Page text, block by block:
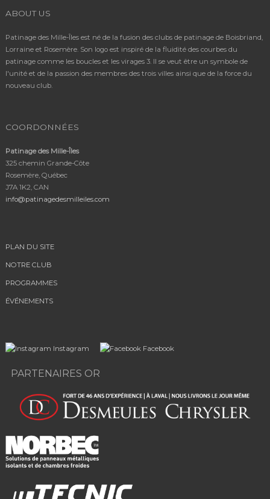
ABOUT US
Patinage des Mille-Îles est né de la fusion des clubs de patinage de Boisbriand,
Lorraine et Rosemère. Son logo est inspiré de la fluidité des courbes du
patinage comme les boucles et les virages 3. Il se veut être un symbole de
l'unité et de la passion des membres des trois villes ainsi que de la force du
nouveau club.
COORDONNÉES
Patinage des Mille-Îles
325 chemin Grande-Côte
Rosemère, Québec
J7A 1K2, CAN
info@patinagedesmilleiles.com
PLAN DU SITE
NOTRE CLUB
PROGRAMMES
ÉVÉNEMENTS
Instagram Facebook
PARTENAIRES OR